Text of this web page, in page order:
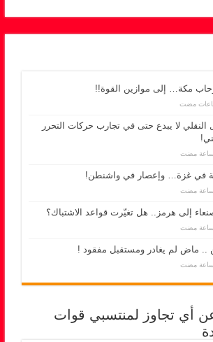
مكة… إلى موازين القوة!!
النقلي لا يبدع حتى في تجارب حركات التحرر
في غزة… وإعصار في واشنطن!
إلى هرمز.. هل تغيّرت قواعد الاشتباك؟
.. ماض لم يغادر ومستقبل مفقود !
أي تجاوز لمنتسبي قوات